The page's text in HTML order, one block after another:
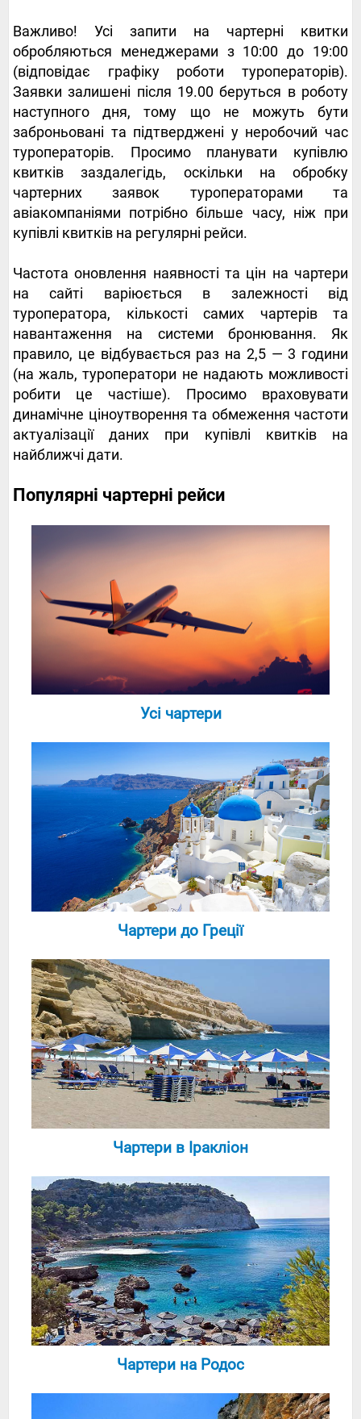
Важливо! Усі запити на чартерні квитки
обробляються менеджерами з 10:00 до 19:00
(відповідає графіку роботи туроператорів).
Заявки залишені після 19.00 беруться в роботу
наступного дня, тому що не можуть бути
заброньовані та підтверджені у неробочий час
туроператорів. Просимо планувати купівлю
квитків заздалегідь, оскільки на обробку
чартерних заявок туроператорами та
авіакомпаніями потрібно більше часу, ніж при
купівлі квитків на регулярні рейси.
Частота оновлення наявності та цін на чартери
на сайті варіюється в залежності від
туроператора, кількості самих чартерів та
навантаження на системи бронювання. Як
правило, це відбувається раз на 2,5 — 3 години
(на жаль, туроператори не надають можливості
робити це частіше). Просимо враховувати
динамічне ціноутворення та обмеження частоти
актуалізації даних при купівлі квитків на
найближчі дати.
Популярні чартерні рейси
Усі чартери
Чартери до Греції
Чартери в Іракліон
Чартери на Родос